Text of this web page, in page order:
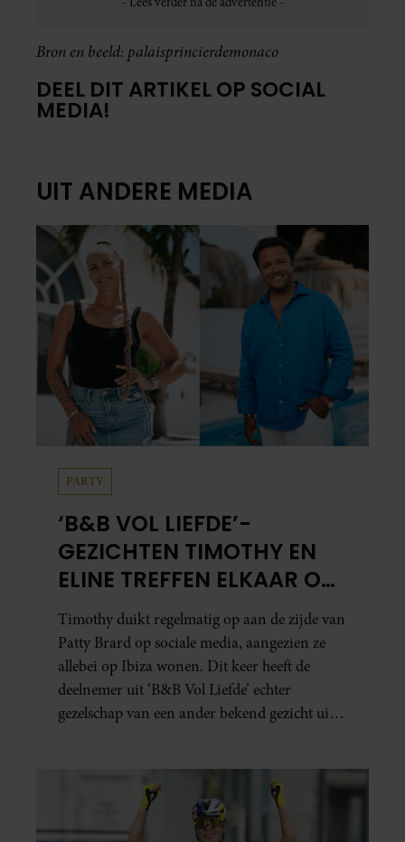
Bron en beeld: palaisprincierdemonaco
DEEL DIT ARTIKEL OP SOCIAL
MEDIA!
UIT ANDERE MEDIA
PARTY
‘B&B VOL LIEFDE’-
GEZICHTEN TIMOTHY EN
ELINE TREFFEN ELKAAR OP
IBIZA
Timothy duikt regelmatig op aan de zijde van
Patty Brard op sociale media, aangezien ze
allebei op Ibiza wonen. Dit keer heeft de
deelnemer uit ‘B&B Vol Liefde’ echter
gezelschap van een ander bekend gezicht uit